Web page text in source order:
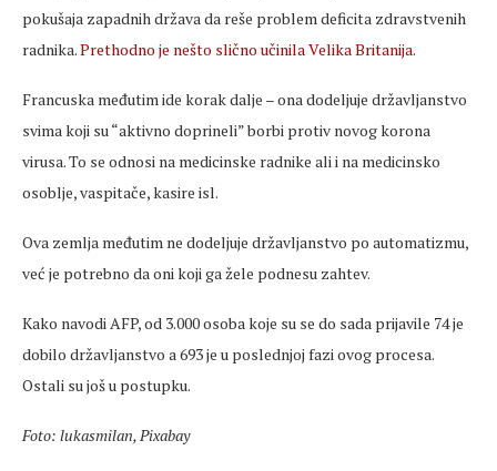
pokušaja zapadnih država da reše problem deficita zdravstvenih
radnika.Prethodno je nešto slično učinila Velika Britanija.
Francuska međutim ide korak dalje – ona dodeljuje državljanstvo
svima koji su “aktivno doprineli” borbi protiv novog korona
virusa. To se odnosi na medicinske radnike ali i na medicinsko
osoblje, vaspitače, kasire isl.
Ova zemlja međutim ne dodeljuje državljanstvo po automatizmu,
već je potrebno da oni koji ga žele podnesu zahtev.
Kako navodi AFP, od 3.000 osoba koje su se do sada prijavile 74 je
dobilo državljanstvo a 693 je u poslednjoj fazi ovog procesa.
Ostali su još u postupku.
Foto: lukasmilan, Pixabay